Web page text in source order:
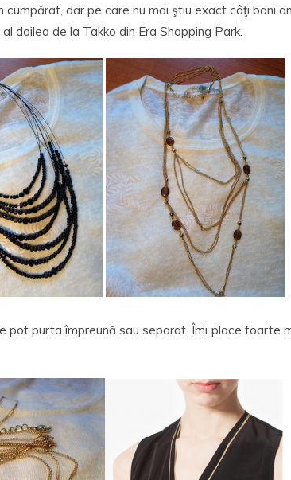
cumpărat, dar pe care nu mai ştiu exact câţi bani
doilea de la Takko din Era Shopping Park.
pot purta împreună sau separat. Îmi place foarte